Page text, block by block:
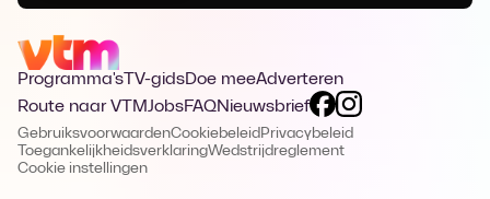
Programma's TV-gidsDoe meeAdverteren
Route naar VTMJobsFAQNieuwsbrief
GebruiksvoorwaardenCookiebeleid Privacybeleid
ToegankelijkheidsverklaringWedstrijdreglement
Cookie instellingen